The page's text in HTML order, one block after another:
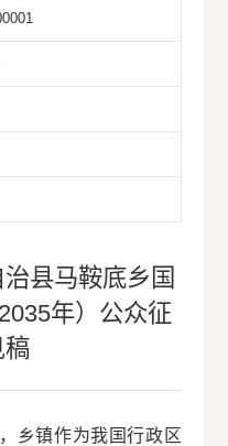
县马鞍底乡国
年）公众征
稿
乡镇作为我国行政区